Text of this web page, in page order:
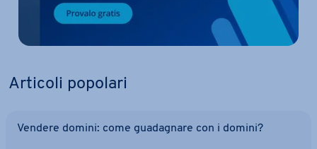
Articoli popolari
Vendere domini: come gua­da­gna­re con i domini?